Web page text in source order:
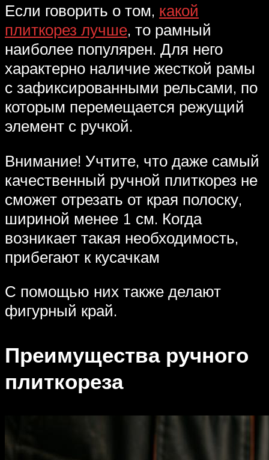
Если говорить о том, какой
плиткорез лучше, то рамный
наиболее популярен. Для него
характерно наличие жесткой рамы
с зафиксированными рельсами, по
которым перемещается режущий
элемент с ручкой.
Внимание! Учтите, что даже самый
качественный ручной плиткорез не
сможет отрезать от края полоску,
шириной менее 1 см. Когда
возникает такая необходимость,
прибегают к кусачкам
С помощью них также делают
фигурный край.
Преимущества ручного
плиткореза